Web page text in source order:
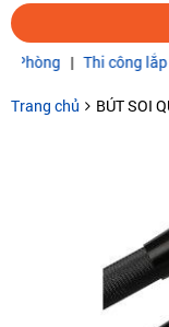
|Thi công lắp đặt
Trang chủ BÚT SOI